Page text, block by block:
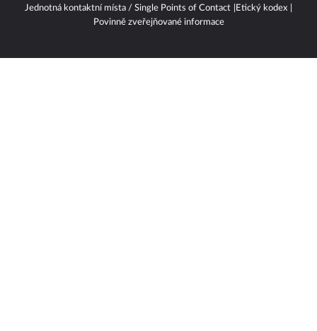
Jednotná kontaktní místa / Single Points of Contact
Etický kodex
Povinně zveřejňované informace